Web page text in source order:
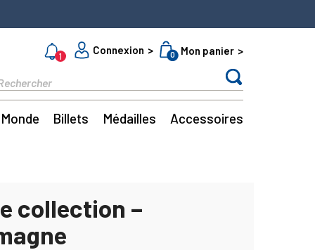
1
Connexion 0 Mon panier
Monde Billets Médailles Accessoires
collection –